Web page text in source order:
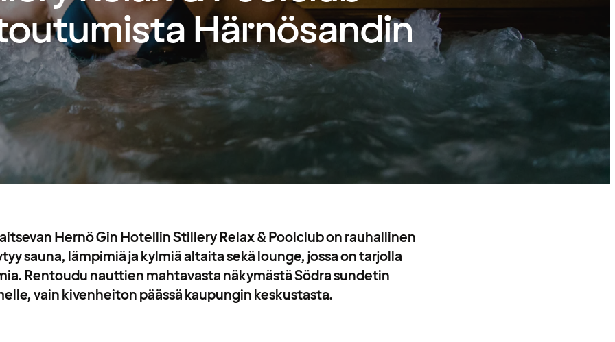
Härnösandin
Hernö Gin Hotellin Stillery Relax & Poolclub on rauhallinen
sauna, lämpimiä ja kylmiä altaita sekä lounge, jossa on tarjolla
Rentoudu nauttien mahtavasta näkymästä Södra sundetin
vain kivenheiton päässä kaupungin keskustasta.